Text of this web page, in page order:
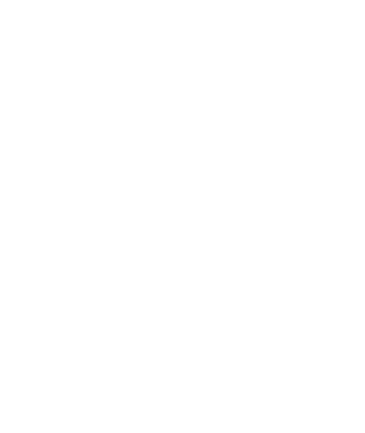
свою ложку.